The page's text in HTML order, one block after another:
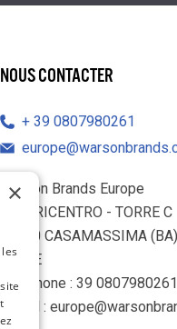
NOUS CONTACTER
39 0807980261
Warson Brands Europe
IL BARICENTRO - TORRE C
70010 CASAMASSIMA (BA)
ITALIE
Téléphone : 39 0807980261
E-mail :
×